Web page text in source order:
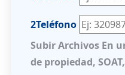
2Teléfono
Subir Archivos En
de propiedad,